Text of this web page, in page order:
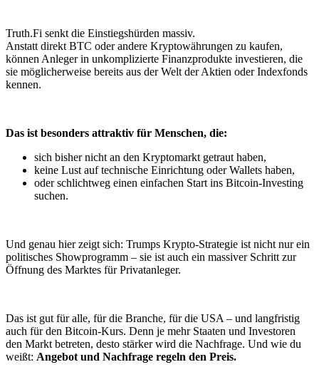
Truth.Fi senkt die Einstiegshürden massiv.
Anstatt direkt BTC oder andere Kryptowährungen zu kaufen,
können Anleger in unkomplizierte Finanzprodukte investieren, die
sie möglicherweise bereits aus der Welt der Aktien oder Indexfonds
kennen.
Das ist besonders attraktiv für Menschen, die:
sich bisher nicht an den Kryptomarkt getraut haben,
keine Lust auf technische Einrichtung oder Wallets haben,
oder schlichtweg einen einfachen Start ins Bitcoin-Investing
suchen.
Und genau hier zeigt sich: Trumps Krypto-Strategie ist nicht nur ein
politisches Showprogramm – sie ist auch ein massiver Schritt zur
Öffnung des Marktes für Privatanleger.
Das ist gut für alle, für die Branche, für die USA – und langfristig
auch für den Bitcoin-Kurs. Denn je mehr Staaten und Investoren
den Markt betreten, desto stärker wird die Nachfrage. Und wie du
weißt: Angebot und Nachfrage regeln den Preis.